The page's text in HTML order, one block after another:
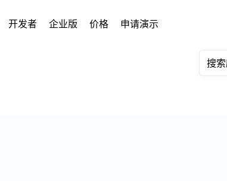
开发者 企业版 价格 申请演示